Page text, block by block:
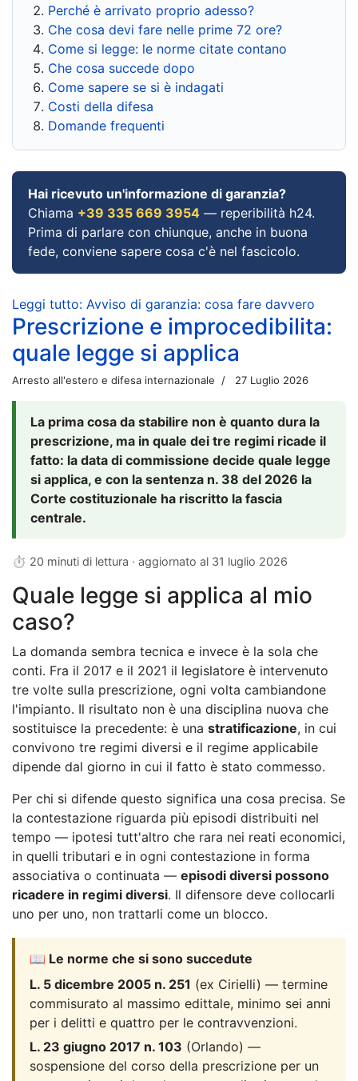
Perché è arrivato proprio adesso?
Che cosa devi fare nelle prime 72 ore?
Come si legge: le norme citate contano
Che cosa succede dopo
Come sapere se si è indagati
Costi della difesa
Domande frequenti
Hai ricevuto un'informazione di garanzia?
Chiama +39 335 669 3954 — reperibilità h24.
Prima di parlare con chiunque, anche in buona
fede, conviene sapere cosa c'è nel fascicolo.
Leggi tutto: Avviso di garanzia: cosa fare davvero
Prescrizione e improcedibilita:
quale legge si applica
Arresto all'estero e difesa internazionale 27 Luglio 2026
La prima cosa da stabilire non è quanto dura la
prescrizione, ma in quale dei tre regimi ricade il
fatto: la data di commissione decide quale legge
si applica, e con la sentenza n. 38 del 2026 la
Corte costituzionale ha riscritto la fascia
centrale.
⏱ 20 minuti di lettura · aggiornato al 31 luglio 2026
Quale legge si applica al mio
caso?
La domanda sembra tecnica e invece è la sola che
conti. Fra il 2017 e il 2021 il legislatore è intervenuto
tre volte sulla prescrizione, ogni volta cambiandone
l'impianto. Il risultato non è una disciplina nuova che
sostituisce la precedente: è una stratificazione, in cui
convivono tre regimi diversi e il regime applicabile
dipende dal giorno in cui il fatto è stato commesso.
Per chi si difende questo significa una cosa precisa. Se
la contestazione riguarda più episodi distribuiti nel
tempo — ipotesi tutt'altro che rara nei reati economici,
in quelli tributari e in ogni contestazione in forma
associativa o continuata — episodi diversi possono
ricadere in regimi diversi. Il difensore deve collocarli
uno per uno, non trattarli come un blocco.
📖 Le norme che si sono succedute
L. 5 dicembre 2005 n. 251 (ex Cirielli) — termine
commisurato al massimo edittale, minimo sei anni
per i delitti e quattro per le contravvenzioni.
L. 23 giugno 2017 n. 103 (Orlando) —
sospensione del corso della prescrizione per un